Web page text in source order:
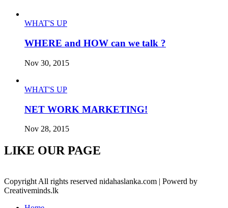
WHAT'S UP
WHERE and HOW can we talk ?
Nov 30, 2015
WHAT'S UP
NET WORK MARKETING!
Nov 28, 2015
LIKE OUR PAGE
Copyright All rights reserved nidahaslanka.com | Powerd by
Creativeminds.lk